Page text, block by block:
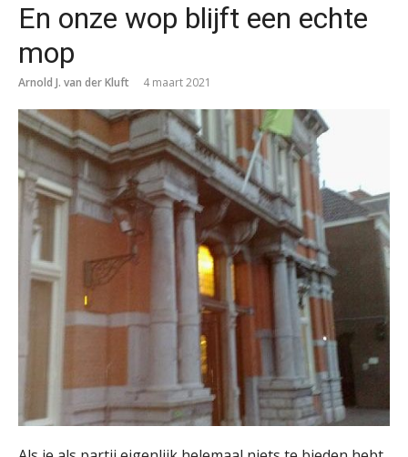
En onze wop blijft een echte
mop
Arnold J. van der Kluft 4 maart 2021